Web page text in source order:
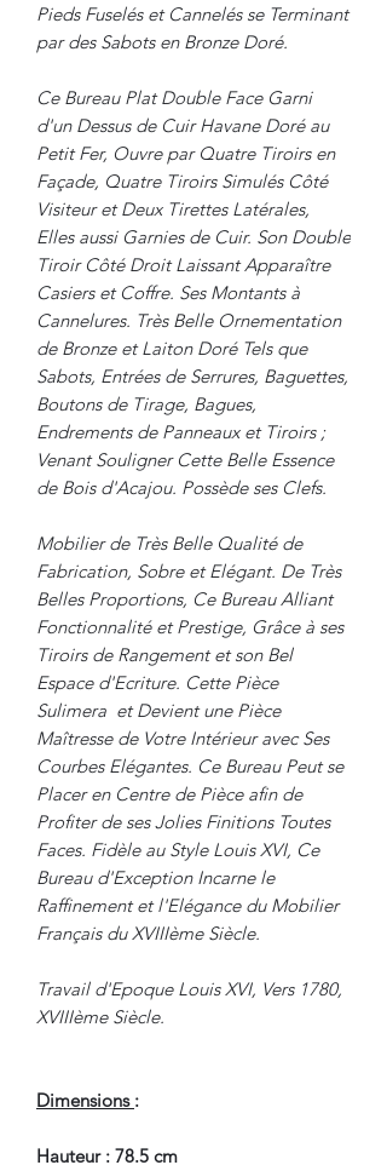
Pieds Fuselés et Cannelés se Terminant
par des Sabots en Bronze Doré.
Ce Bureau Plat Double Face Garni
d'un Dessus de Cuir Havane Doré au
Petit Fer, Ouvre par Quatre Tiroirs en
Façade, Quatre Tiroirs Simulés Côté
Visiteur et Deux Tirettes Latérales,
Elles aussi Garnies de Cuir. Son Double
Tiroir Côté Droit Laissant Apparaître
Casiers et Coffre. Ses Montants à
Cannelures. Très Belle Ornementation
de Bronze et Laiton Doré Tels que
Sabots, Entrées de Serrures, Baguettes,
Boutons de Tirage, Bagues,
Endrements de Panneaux et Tiroirs ;
Venant Souligner Cette Belle Essence
de Bois d'Acajou. Possède ses Clefs.
Mobilier de Très Belle Qualité de
Fabrication, Sobre et Elégant. De Très
Belles Proportions, Ce Bureau Alliant
Fonctionnalité et Prestige, Grâce à ses
Tiroirs de Rangement et son Bel
Espace d'Ecriture. Cette Pièce
Sulimera et Devient une Pièce
Maîtresse de Votre Intérieur avec Ses
Courbes Elégantes. Ce Bureau Peut se
Placer en Centre de Pièce afin de
Profiter de ses Jolies Finitions Toutes
Faces. Fidèle au Style Louis XVI, Ce
Bureau d'Exception Incarne le
Raffinement et l'Elégance du Mobilier
Français du XVIIIème Siècle.
Travail d'Epoque Louis XVI, Vers 1780,
XVIIIème Siècle.
Dimensions :
Hauteur : 78.5 cm